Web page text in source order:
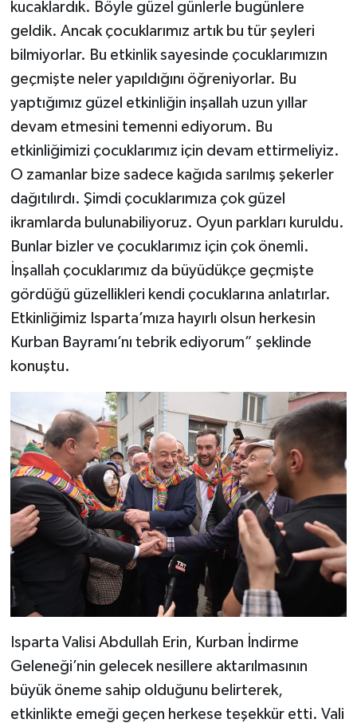
kucaklardık. Böyle güzel günlerle bugünlere
geldik. Ancak çocuklarımız artık bu tür şeyleri
bilmiyorlar. Bu etkinlik sayesinde çocuklarımızın
geçmişte neler yapıldığını öğreniyorlar. Bu
yaptığımız güzel etkinliğin inşallah uzun yıllar
devam etmesini temenni ediyorum. Bu
etkinliğimizi çocuklarımız için devam ettirmeliyiz.
O zamanlar bize sadece kağıda sarılmış şekerler
dağıtılırdı. Şimdi çocuklarımıza çok güzel
ikramlarda bulunabiliyoruz. Oyun parkları kuruldu.
Bunlar bizler ve çocuklarımız için çok önemli.
İnşallah çocuklarımız da büyüdükçe geçmişte
gördüğü güzellikleri kendi çocuklarına anlatırlar.
Etkinliğimiz Isparta’mıza hayırlı olsun herkesin
Kurban Bayramı’nı tebrik ediyorum” şeklinde
konuştu.
Isparta Valisi Abdullah Erin, Kurban İndirme
Geleneği’nin gelecek nesillere aktarılmasının
büyük öneme sahip olduğunu belirterek,
etkinlikte emeği geçen herkese teşekkür etti. Vali